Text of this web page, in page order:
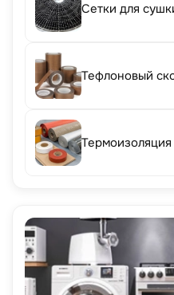
Сетки для
Тефлоновый
Термоизоляция